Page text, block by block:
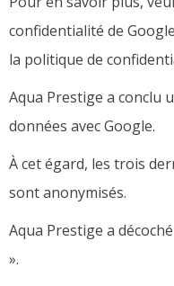
confidentialité de
la politique de
Aqua Prestige a conclu
données avec Google.
À cet égard, les trois
sont anonymisés.
Aqua Prestige a
».